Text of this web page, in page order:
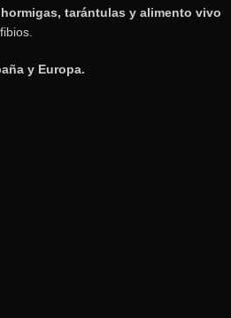
tarántulas y alimento vivo
y Europa.